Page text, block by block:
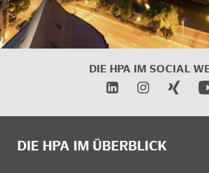
DIE HPA IM SOCIAL
DIE HPA IM ÜBERBLICK